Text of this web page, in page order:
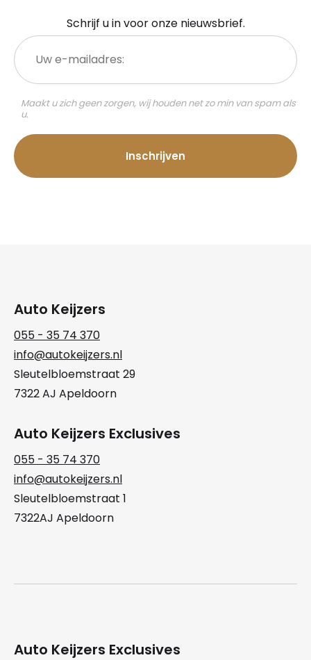
Schrijf u in voor onze nieuwsbrief.
Uw
e-
mailadres:
Maakt u zich geen zorgen, wij houden net zo min van spam als
u.
Auto Keijzers
055 - 35 74 370
info@autokeijzers.nl
Sleutelbloemstraat 29
7322 AJ Apeldoorn
Auto Keijzers Exclusives
055 - 35 74 370
info@autokeijzers.nl
Sleutelbloemstraat 1
7322AJ Apeldoorn
Auto Keijzers Exclusives